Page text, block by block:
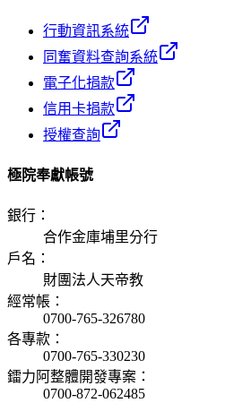
行動資訊系統
同奮資料查詢系統
電子化捐款
信用卡捐款
授權查詢
極院奉獻帳號
銀行 ：
合作金庫埔里分行
戶名 ：
財團法人天帝教
經常帳 ：
0700-765-326780
各專款 ：
0700-765-330230
鐳力阿整體開發專案 ：
0700-872-062485